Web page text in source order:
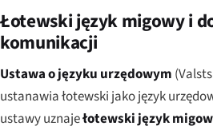
Łotewski język migowy i
komunikacji
Ustawa o języku urzędowym (
ustanawia łotewski jako język
ustawy uznajełotewski język